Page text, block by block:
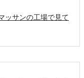
ッサンの工場で見て